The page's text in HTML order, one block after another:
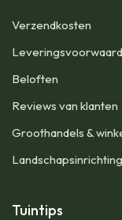
Verzendkosten
Beloften
Reviews van klanten
Groothandels &
Landschapsinrichting
Tuintips